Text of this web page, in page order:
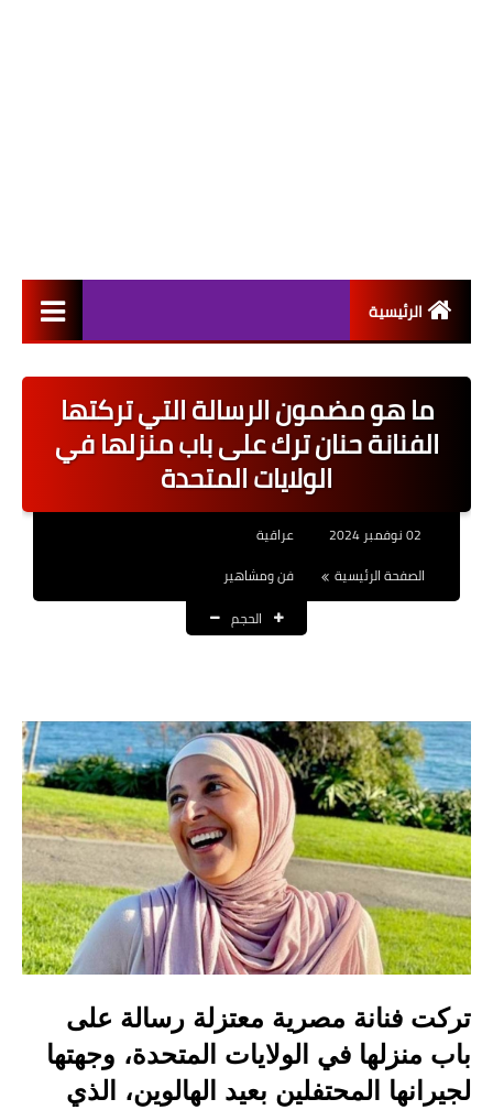
الرئيسية
اخبار القطاع العام
اخبار القطاع الخاص
نتائج التعيينات
الرواتب والقروض
القروض والسلف
المنح المالية
قطع الاراضي
اخبار العراق
الاخبار السياسية
الاخبار الامنية
الاخبار الاقتصادية
الاخبار الرياضية
ما هو مضمون الرسالة التي تركتها
الفنانة حنان ترك على باب منزلها في
الولايات المتحدة
عراقية
الصفحة الرئيسية
فن ومشاهير
الحجم
تركت فنانة مصرية معتزلة رسالة على
باب منزلها في الولايات المتحدة، وجهتها
لجيرانها المحتفلين بعيد الهالوين، الذي